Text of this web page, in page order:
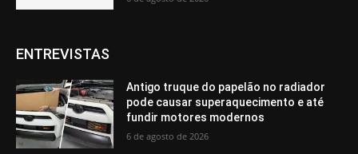
ENTREVISTAS
Antigo truque do papelão no radiador
pode causar superaquecimento e até
fundir motores modernos
6 de agosto de 2026